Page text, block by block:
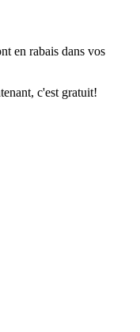
en rabais dans vos
c'est gratuit!